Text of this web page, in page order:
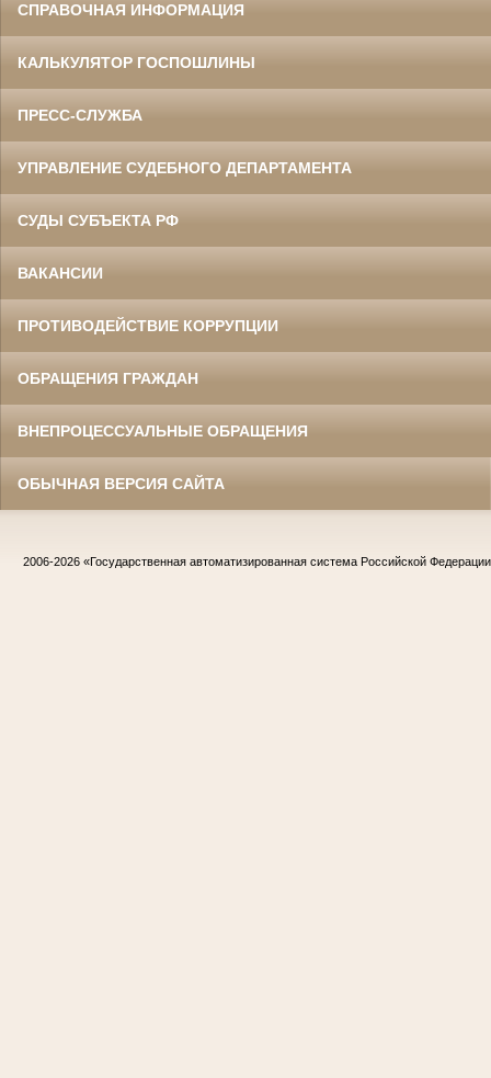
СПРАВОЧНАЯ ИНФОРМАЦИЯ
КАЛЬКУЛЯТОР ГОСПОШЛИНЫ
ПРЕСС-СЛУЖБА
УПРАВЛЕНИЕ СУДЕБНОГО ДЕПАРТАМЕНТА
СУДЫ СУБЪЕКТА РФ
ВАКАНСИИ
ПРОТИВОДЕЙСТВИЕ КОРРУПЦИИ
ОБРАЩЕНИЯ ГРАЖДАН
ВНЕПРОЦЕССУАЛЬНЫЕ ОБРАЩЕНИЯ
ОБЫЧНАЯ ВЕРСИЯ САЙТА
2006-2026 «Государственная автоматизированная система Российской